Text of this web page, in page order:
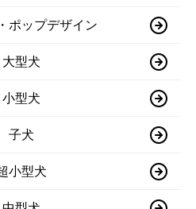
ポップデザイン
大型犬
小型犬
子犬
小型犬